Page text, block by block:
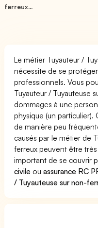
ferreux...
Le métier Tuyauteur /
nécessite de se
professionnels. Vous
Tuyauteur / Tuyauteuse
dommages à une
physique (un
de manière peu
causés par le métier de
ferreux peuvent être
important de se couvrir
civile ouassurance RC
/ Tuyauteuse sur non-